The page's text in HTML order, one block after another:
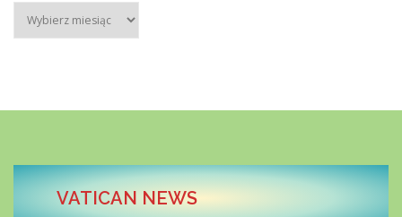
MEDIA STANDARDY OCHRONY MAŁOLETNICH
KONTAKT STRONA GŁÓWNA
VATICAN NEWS